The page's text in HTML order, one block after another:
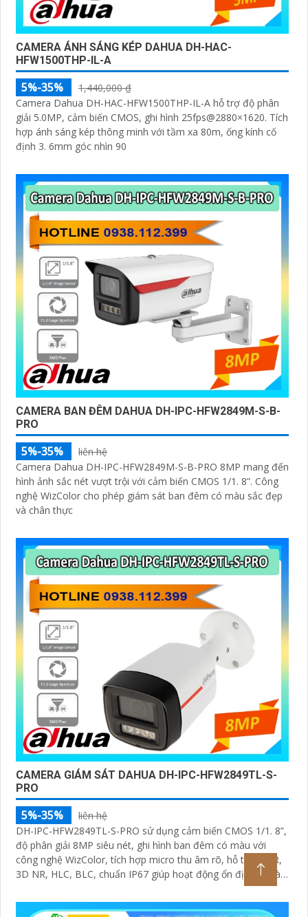
CAMERA ÁNH SÁNG KÉP DAHUA DH-HAC-
HFW1500THP-IL-A
5%-35%
1,440,000 ₫
Camera Dahua DH-HAC-HFW1500THP-IL-A hỗ trợ độ phân
giải 5.0MP, cảm biến CMOS, ghi hình 25fps@2880×1620. Tích
hợp ánh sáng kép thông minh với tầm xa 80m, ống kính cố
định 3. 6mm góc nhìn 90
CAMERA BAN ĐÊM DAHUA DH-IPC-HFW2849M-S-B-
PRO
5%-35%
liên hệ
Camera Dahua DH-IPC-HFW2849M-S-B-PRO 8MP mang đến
hình ảnh sắc nét vượt trội với cảm biến CMOS 1/1. 8”. Công
nghệ WizColor cho phép giám sát ban đêm có màu sắc đẹp
và chân thực
CAMERA GIÁM SÁT DAHUA DH-IPC-HFW2849TL-S-
PRO
5%-35%
liên hệ
DH-IPC-HFW2849TL-S-PRO sử dụng cảm biến CMOS 1/1. 8”,
độ phân giải 8MP siêu nét, ghi hình ban đêm có màu với
công nghệ WizColor, tích hợp micro thu âm rõ, hỗ trợ WDR,
3D NR, HLC, BLC, chuẩn IP67 giúp hoạt động ổn định ngoài